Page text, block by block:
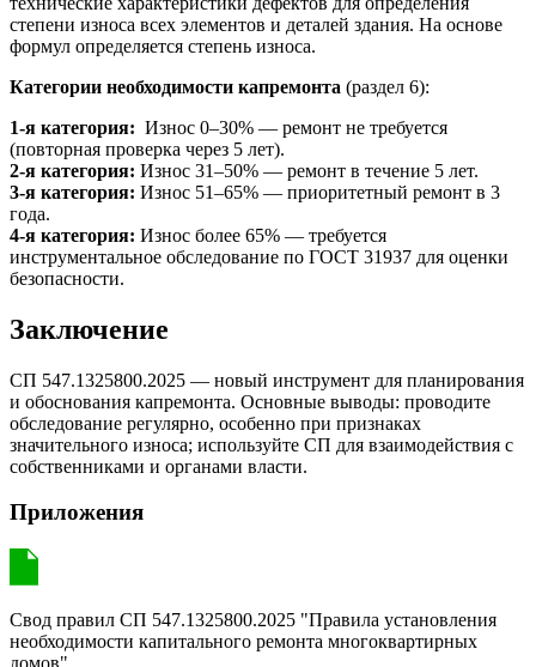
степени износа всех элементов и деталей здания. На основе
формул определяется степень износа.
Категории необходимости капремонта (раздел 6):
1-я категория: Износ 0–30% — ремонт не требуется
(повторная проверка через 5 лет).
2-я категория: Износ 31–50% — ремонт в течение 5 лет.
3-я категория: Износ 51–65% — приоритетный ремонт в 3
года.
4-я категория: Износ более 65% — требуется
инструментальное обследование по ГОСТ 31937 для оценки
безопасности.
Заключение
СП 547.1325800.2025 — новый инструмент для планирования
и обоснования капремонта. Основные выводы: проводите
обследование регулярно, особенно при признаках
значительного износа; используйте СП для взаимодействия с
собственниками и органами власти.
Приложения
Свод правил СП 547.1325800.2025 "Правила установления
необходимости капитального ремонта многоквартирных